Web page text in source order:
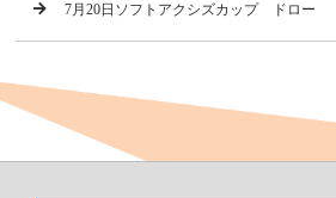
7月20日ソフトアクシズカップ ドロー